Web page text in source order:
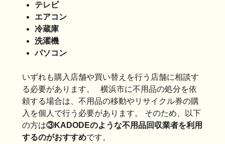
テレビ
エアコン
冷蔵庫
洗濯機
パソコン
いずれも購入店舗や買い替えを行う店舗に相談す
る必要があります。 横浜市に不用品の処分を依
頼する場合は、不用品の移動やリサイクル券の購
入を個人で行う必要があります。 そのため、以下
の方は③KADODEのような不用品回収業者を利用
するのがおすすめです。